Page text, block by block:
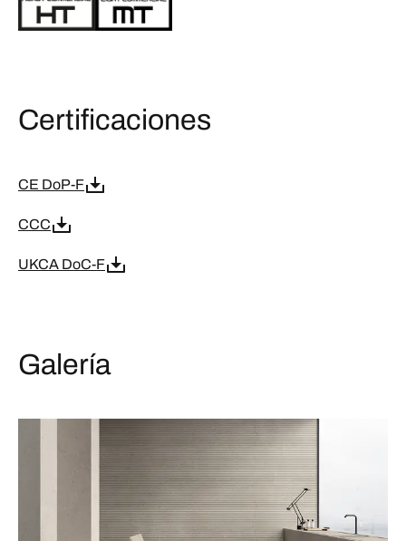
Certificaciones
CE DoP-F
CCC
UKCA DoC-F
Galería